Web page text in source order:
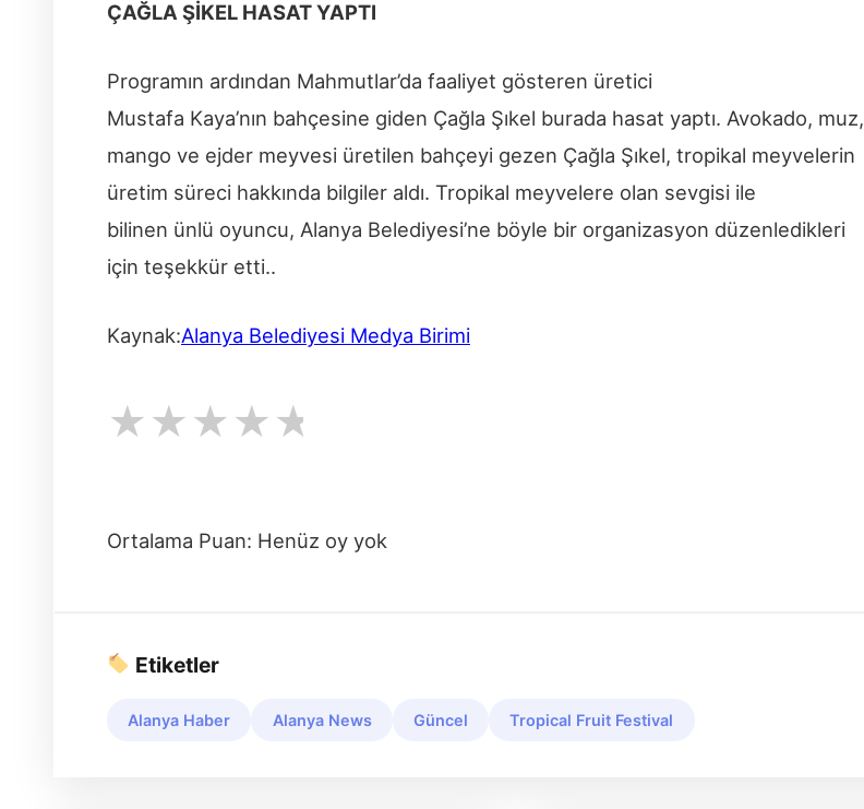
ÇAĞLA ŞİKEL HASAT YAPTI
Programın ardından Mahmutlar’da faaliyet gösteren üretici
Mustafa Kaya’nın bahçesine giden Çağla Şıkel burada hasat yaptı. Avokado, muz,
mango ve ejder meyvesi üretilen bahçeyi gezen Çağla Şıkel, tropikal meyvelerin
üretim süreci hakkında bilgiler aldı. Tropikal meyvelere olan sevgisi ile
bilinen ünlü oyuncu, Alanya Belediyesi’ne böyle bir organizasyon düzenledikleri
için teşekkür etti..
Kaynak:Alanya Belediyesi Medya Birimi
★ ★★★
Ortalama Puan: Henüz oy yok
Etiketler
Alanya Haber Alanya News Güncel Tropical Fruit Festival